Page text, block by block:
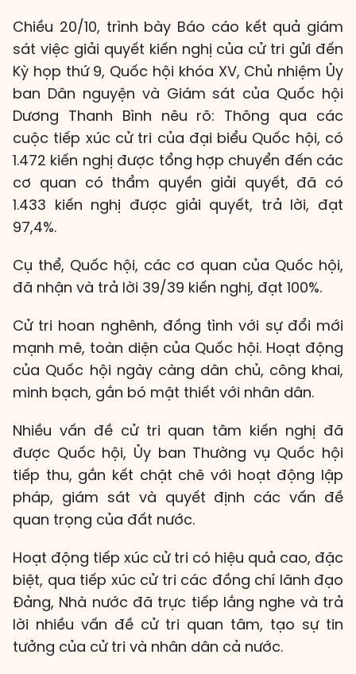
Chiều 20/10, trình bày Báo cáo kết quả giám
sát việc giải quyết kiến nghị của cử tri gửi đến
Kỳ họp thứ 9, Quốc hội khóa XV, Chủ nhiệm Ủy
ban Dân nguyện và Giám sát của Quốc hội
Dương Thanh Bình nêu rõ: Thông qua các
cuộc tiếp xúc cử tri của đại biểu Quốc hội, có
1.472 kiến nghị được tổng hợp chuyển đến các
cơ quan có thẩm quyền giải quyết, đã có
1.433 kiến nghị được giải quyết, trả lời, đạt
97,4%.
Cụ thể, Quốc hội, các cơ quan của Quốc hội,
đã nhận và trả lời 39/39 kiến nghị, đạt 100%.
Cử tri hoan nghênh, đồng tình với sự đổi mới
mạnh mẽ, toàn diện của Quốc hội. Hoạt động
của Quốc hội ngày càng dân chủ, công khai,
minh bạch, gắn bó mật thiết với nhân dân.
Nhiều vấn đề cử tri quan tâm kiến nghị đã
được Quốc hội, Ủy ban Thường vụ Quốc hội
tiếp thu, gắn kết chặt chẽ với hoạt động lập
pháp, giám sát và quyết định các vấn đề
quan trọng của đất nước.
Hoạt động tiếp xúc cử tri có hiệu quả cao, đặc
biệt, qua tiếp xúc cử tri các đồng chí lãnh đạo
Đảng, Nhà nước đã trực tiếp lắng nghe và trả
lời nhiều vấn đề cử tri quan tâm, tạo sự tin
tưởng của cử tri và nhân dân cả nước.